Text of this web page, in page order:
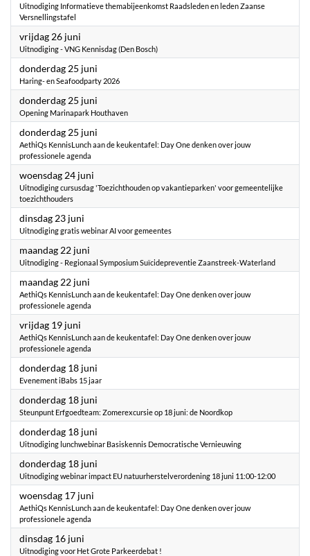
Uitnodiging Informatieve themabijeenkomst Raadsleden en leden Zaanse
Versnellingstafel
vrijdag 26 juni
Uitnodiging - VNG Kennisdag (Den Bosch)
donderdag 25 juni
Haring- en Seafoodparty 2026
donderdag 25 juni
Opening Marinapark Houthaven
donderdag 25 juni
AethiQs KennisLunch aan de keukentafel: Day One denken over jouw
professionele agenda
woensdag 24 juni
Uitnodiging cursusdag 'Toezichthouden op vakantieparken' voor gemeentelijke
toezichthouders
dinsdag 23 juni
Uitnodiging gratis webinar AI voor gemeentes
maandag 22 juni
Uitnodiging - Regionaal Symposium Suïcidepreventie Zaanstreek-Waterland
maandag 22 juni
AethiQs KennisLunch aan de keukentafel: Day One denken over jouw
professionele agenda
vrijdag 19 juni
AethiQs KennisLunch aan de keukentafel: Day One denken over jouw
professionele agenda
donderdag 18 juni
Evenement iBabs 15 jaar
donderdag 18 juni
Steunpunt Erfgoedteam: Zomerexcursie op 18 juni: de Noordkop
donderdag 18 juni
Uitnodiging lunchwebinar Basiskennis Democratische Vernieuwing
donderdag 18 juni
Uitnodiging webinar impact EU natuurherstelverordening 18 juni 11:00-12:00
woensdag 17 juni
AethiQs KennisLunch aan de keukentafel: Day One denken over jouw
professionele agenda
dinsdag 16 juni
Uitnodiging voor Het Grote Parkeerdebat !